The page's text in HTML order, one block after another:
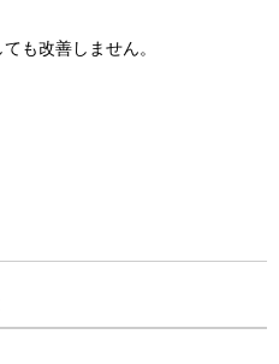
も改善しません。